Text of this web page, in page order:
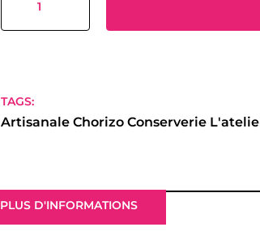
TAGS:
Artisanale Chorizo Conserverie
PLUS D'INFORMATIONS